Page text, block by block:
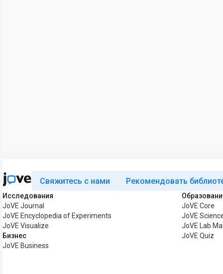
Свяжитесь с нами Рекомендовать
Исследования
JoVE Journal
JoVE Encyclopedia of Experiments
JoVE Visualize
Бизнес
JoVE Business
JoVE Core
JoVE
JoVE Lab
JoVE Quiz